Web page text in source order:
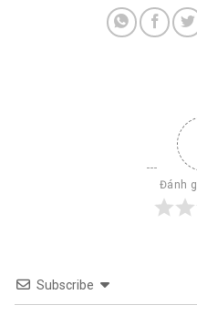
Đánh
Subscribe